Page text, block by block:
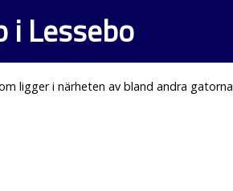
i Lessebo
ligger i närheten av bland andra gatorna